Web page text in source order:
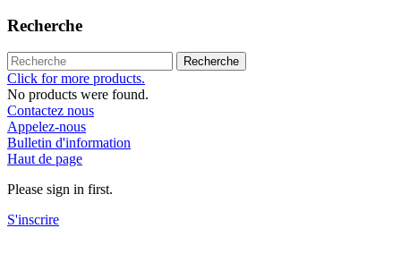
Recherche
Recherche
Click for more products.
No products were found.
Contactez nous
Appelez-nous
Bulletin d'information
Haut de page
Please sign in first.
S'inscrire